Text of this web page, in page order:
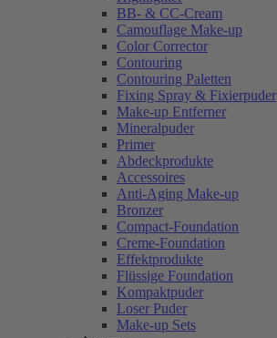
BB- & CC-Cream
Camouflage Make-up
Color Corrector
Contouring
Contouring Paletten
Fixing Spray & Fixierpuder
Make-up Entferner
Mineralpuder
Primer
Abdeckprodukte
Accessoires
Anti-Aging Make-up
Bronzer
Compact-Foundation
Creme-Foundation
Effektprodukte
Flüssige Foundation
Kompaktpuder
Loser Puder
Make-up Sets